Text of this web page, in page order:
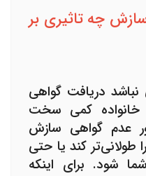
چه تاثیری بر
نباشد دریافت گواهی
کمی سخت
عدم گواهی سازش
طولانی‌تر کند یا حتی
شود. برای اینکه